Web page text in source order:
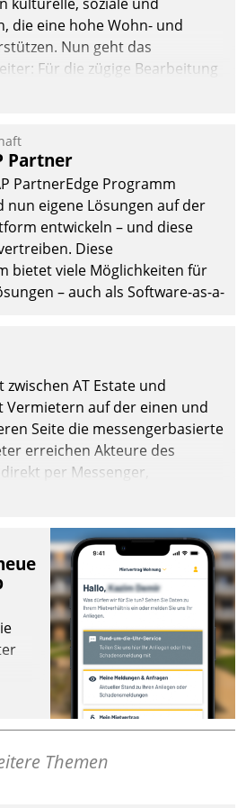
die eine hohe Wohn- und
Nun geht das
Für die zügige Bearbeitung
Lob – richtet das
einen eigenen Kanal
Partner
PartnerEdge Programm
eigene Lösungen auf der
entwickeln – und diese
Diese
bietet viele Möglichkeiten für
– auch als Software-as-a-
AT Estate und
auf der einen und
Seite die messengerbasierte
erreichen Akteure des
per Messenger,
empfangen oder
Themen